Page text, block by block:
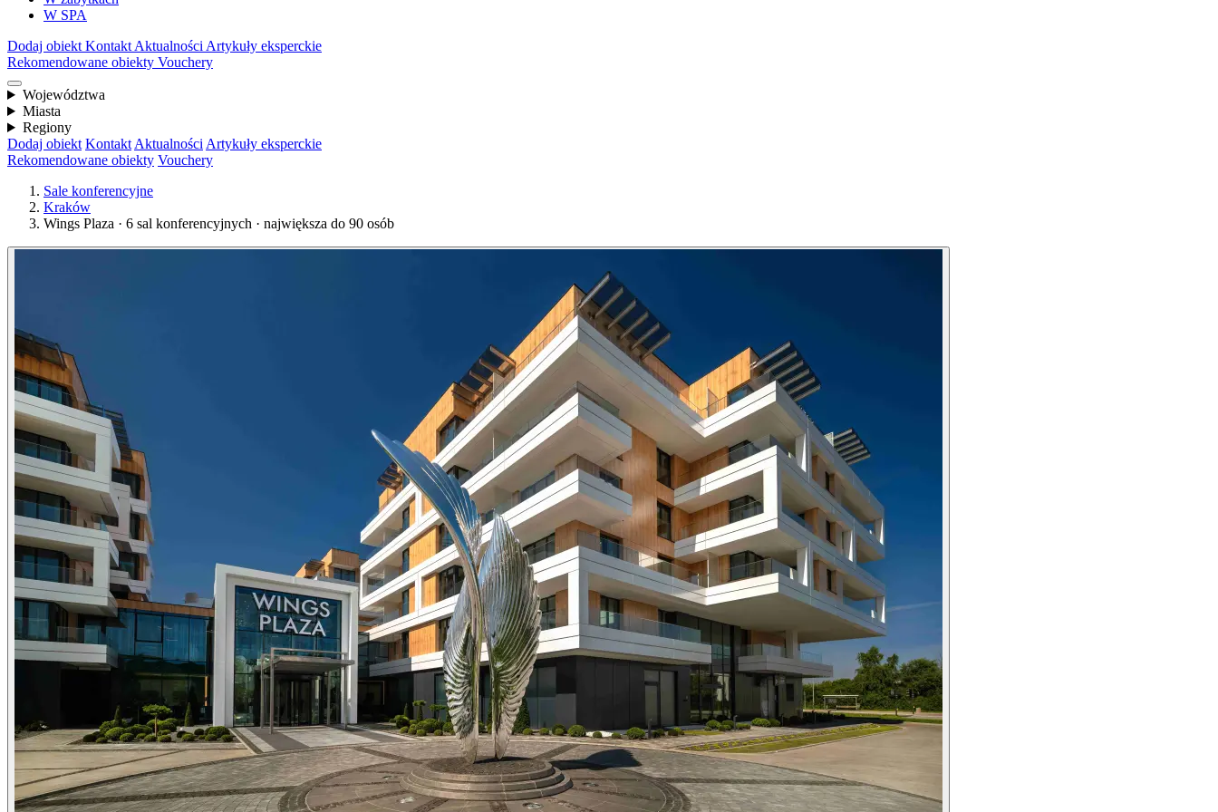
W SPA
Dodaj obiekt Kontakt Aktualności Artykuły eksperckie
Rekomendowane obiekty Vouchery
Województwa
Miasta
Regiony
Dodaj obiekt Kontakt Aktualności Artykuły eksperckie
Rekomendowane obiekty Vouchery
Sale konferencyjne
Kraków
Wings Plaza · 6 sal konferencyjnych · największa do 90 osób